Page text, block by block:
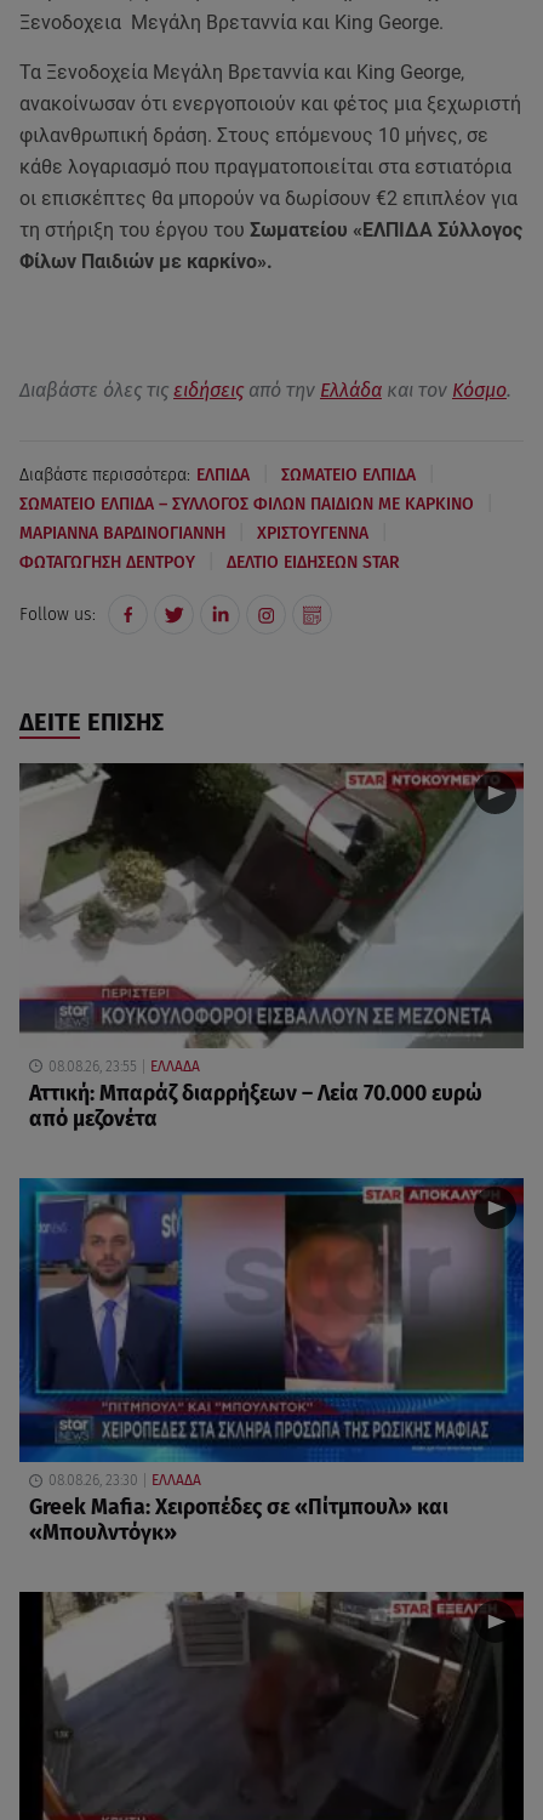
Ξενοδοχεια Μεγάλη Βρεταννία και King George.
Τα Ξενοδοχεία Μεγάλη Βρεταννία και King George,
ανακοίνωσαν ότι ενεργοποιούν και φέτος μια ξεχωριστή
φιλανθρωπική δράση. Στους επόμενους 10 μήνες, σε
κάθε λογαριασμό που πραγματοποιείται στα εστιατόρια
οι επισκέπτες θα μπορούν να δωρίσουν €2 επιπλέον για
τη στήριξη του έργου του Σωματείου «ΕΛΠΙΔΑ Σύλλογος
Φίλων Παιδιών με καρκίνο».
Διαβάστε όλες τις ειδήσεις από την Ελλάδα και τον Κόσμο.
Διαβάστε περισσότερα: ΕΛΠΙΔΑ ΣΩΜΑΤΕΙΟ ΕΛΠΙΔΑ
ΣΩΜΑΤΕΙΟ ΕΛΠΙΔΑ – ΣΥΛΛΟΓΟΣ ΦΙΛΩΝ ΠΑΙΔΙΩΝ ΜΕ ΚΑΡΚΙΝΟ
ΜΑΡΙΑΝΝΑ ΒΑΡΔΙΝΟΓΙΑΝΝΗ ΧΡΙΣΤΟΥΓΕΝΝΑ
ΦΩΤΑΓΩΓΗΣΗ ΔΕΝΤΡΟΥ ΔΕΛΤΙΟ ΕΙΔΗΣΕΩΝ STAR
Follow us:
ΔΕΙΤΕ ΕΠΙΣΗΣ
08.08.26, 23:55 ΕΛΛΑΔΑ
Αττική: Μπαράζ διαρρήξεων – Λεία 70.000 ευρώ
από μεζονέτα
08.08.26, 23:30 ΕΛΛΑΔΑ
Greek Mafia: Χειροπέδες σε «Πίτμπουλ» και
«Μπουλντόγκ»